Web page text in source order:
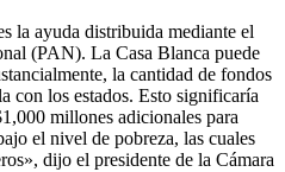
la ayuda distribuida mediante el
(PAN). La Casa Blanca puede
la cantidad de fondos
con los estados. Esto significaría
millones adicionales para
el nivel de pobreza, las cuales
dijo el presidente de la Cámara